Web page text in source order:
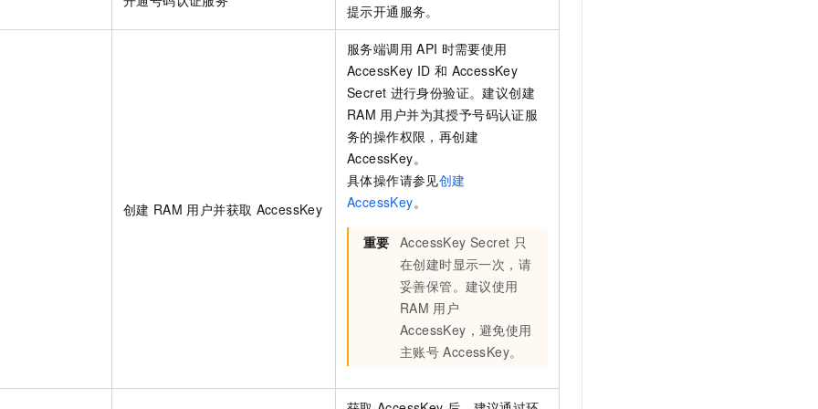
提示开通服务。
创建 RAM 用户并获取 AccessKey
服务端调用 API 时需要使用
AccessKey ID 和 AccessKey
Secret 进行身份验证。建议创建
RAM 用户并为其授予号码认证服
务的操作权限，再创建
AccessKey。
具体操作请参见创建
AccessKey。
重要 AccessKey Secret 只
在创建时显示一次，请
妥善保管。建议使用
RAM 用户
AccessKey，避免使用
主账号 AccessKey。